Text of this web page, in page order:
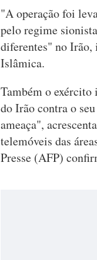
"A operação foi
pelo regime
diferentes" no Irão,
Islâmica.
Também o
do Irão contra o
ameaça",
telemóveis das
Presse (AFP)